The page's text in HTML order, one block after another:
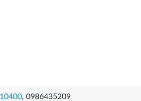
, 0986435209